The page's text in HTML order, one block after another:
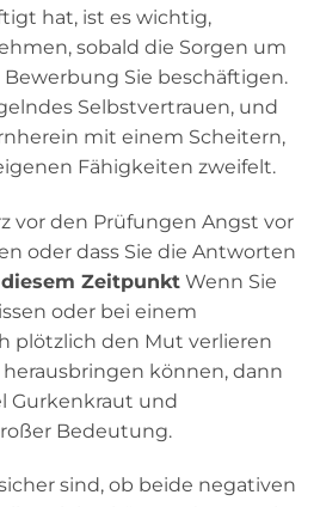
hat, ist es wichtig,
sobald die Sorgen um
Sie beschäftigen.
Selbstvertrauen, und
mit einem Scheitern,
Fähigkeiten zweifelt.
vor den Prüfungen Angst vor
oder dass Sie die Antworten
Zeitpunkt Wenn Sie
oder bei einem
plötzlich den Mut verlieren
können, dann
Gurkenkraut und
Bedeutung.
sind, ob beide negativen